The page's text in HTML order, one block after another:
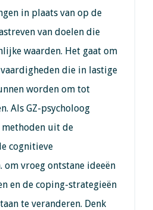
in plaats van op de
van doelen die
waarden. Het gaat om
die in lastige
worden om tot
Als GZ-psycholoog
uit de
cognitieve
om vroeg ontstane ideeën
en de coping-strategieën
te veranderen. Denk